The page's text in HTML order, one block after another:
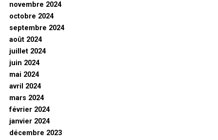
novembre 2024
octobre 2024
septembre 2024
août 2024
juillet 2024
juin 2024
mai 2024
avril 2024
mars 2024
février 2024
janvier 2024
décembre 2023